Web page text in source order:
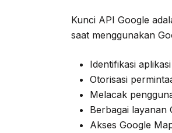
Kunci API Google
saat menggunakan
Identifikasi aplikasi
Otorisasi
Melacak
Berbagai layanan
Akses Google